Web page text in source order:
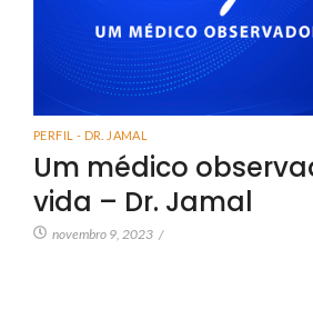
PERFIL - DR. JAMAL
Um médico
vida – Dr. Jamal
novembro 9, 2023 /